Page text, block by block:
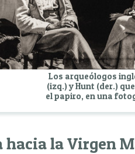
Los arqueólogos
(izq.) y Hunt (der.)
el papiro, en una
hacia la Virgen